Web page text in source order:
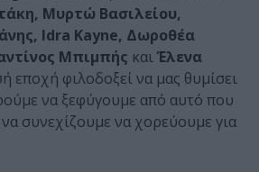
Μυρτώ Βασιλείου,
Idra Kayne, Δωροθέα
Μπιμπής καιΈλενα
εποχή φιλοδοξεί να μας θυμίσει
να ξεφύγουμε από αυτό που
συνεχίζουμε να χορεύουμε για